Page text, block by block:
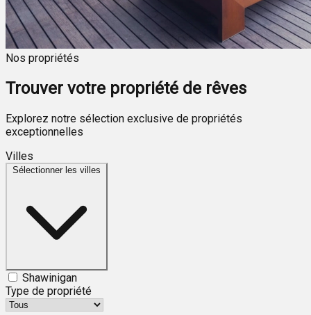
Nos propriétés
Trouver votre propriété de rêves
Explorez notre sélection exclusive de propriétés
exceptionnelles
Villes
Sélectionner les villes
Shawinigan
Type de propriété